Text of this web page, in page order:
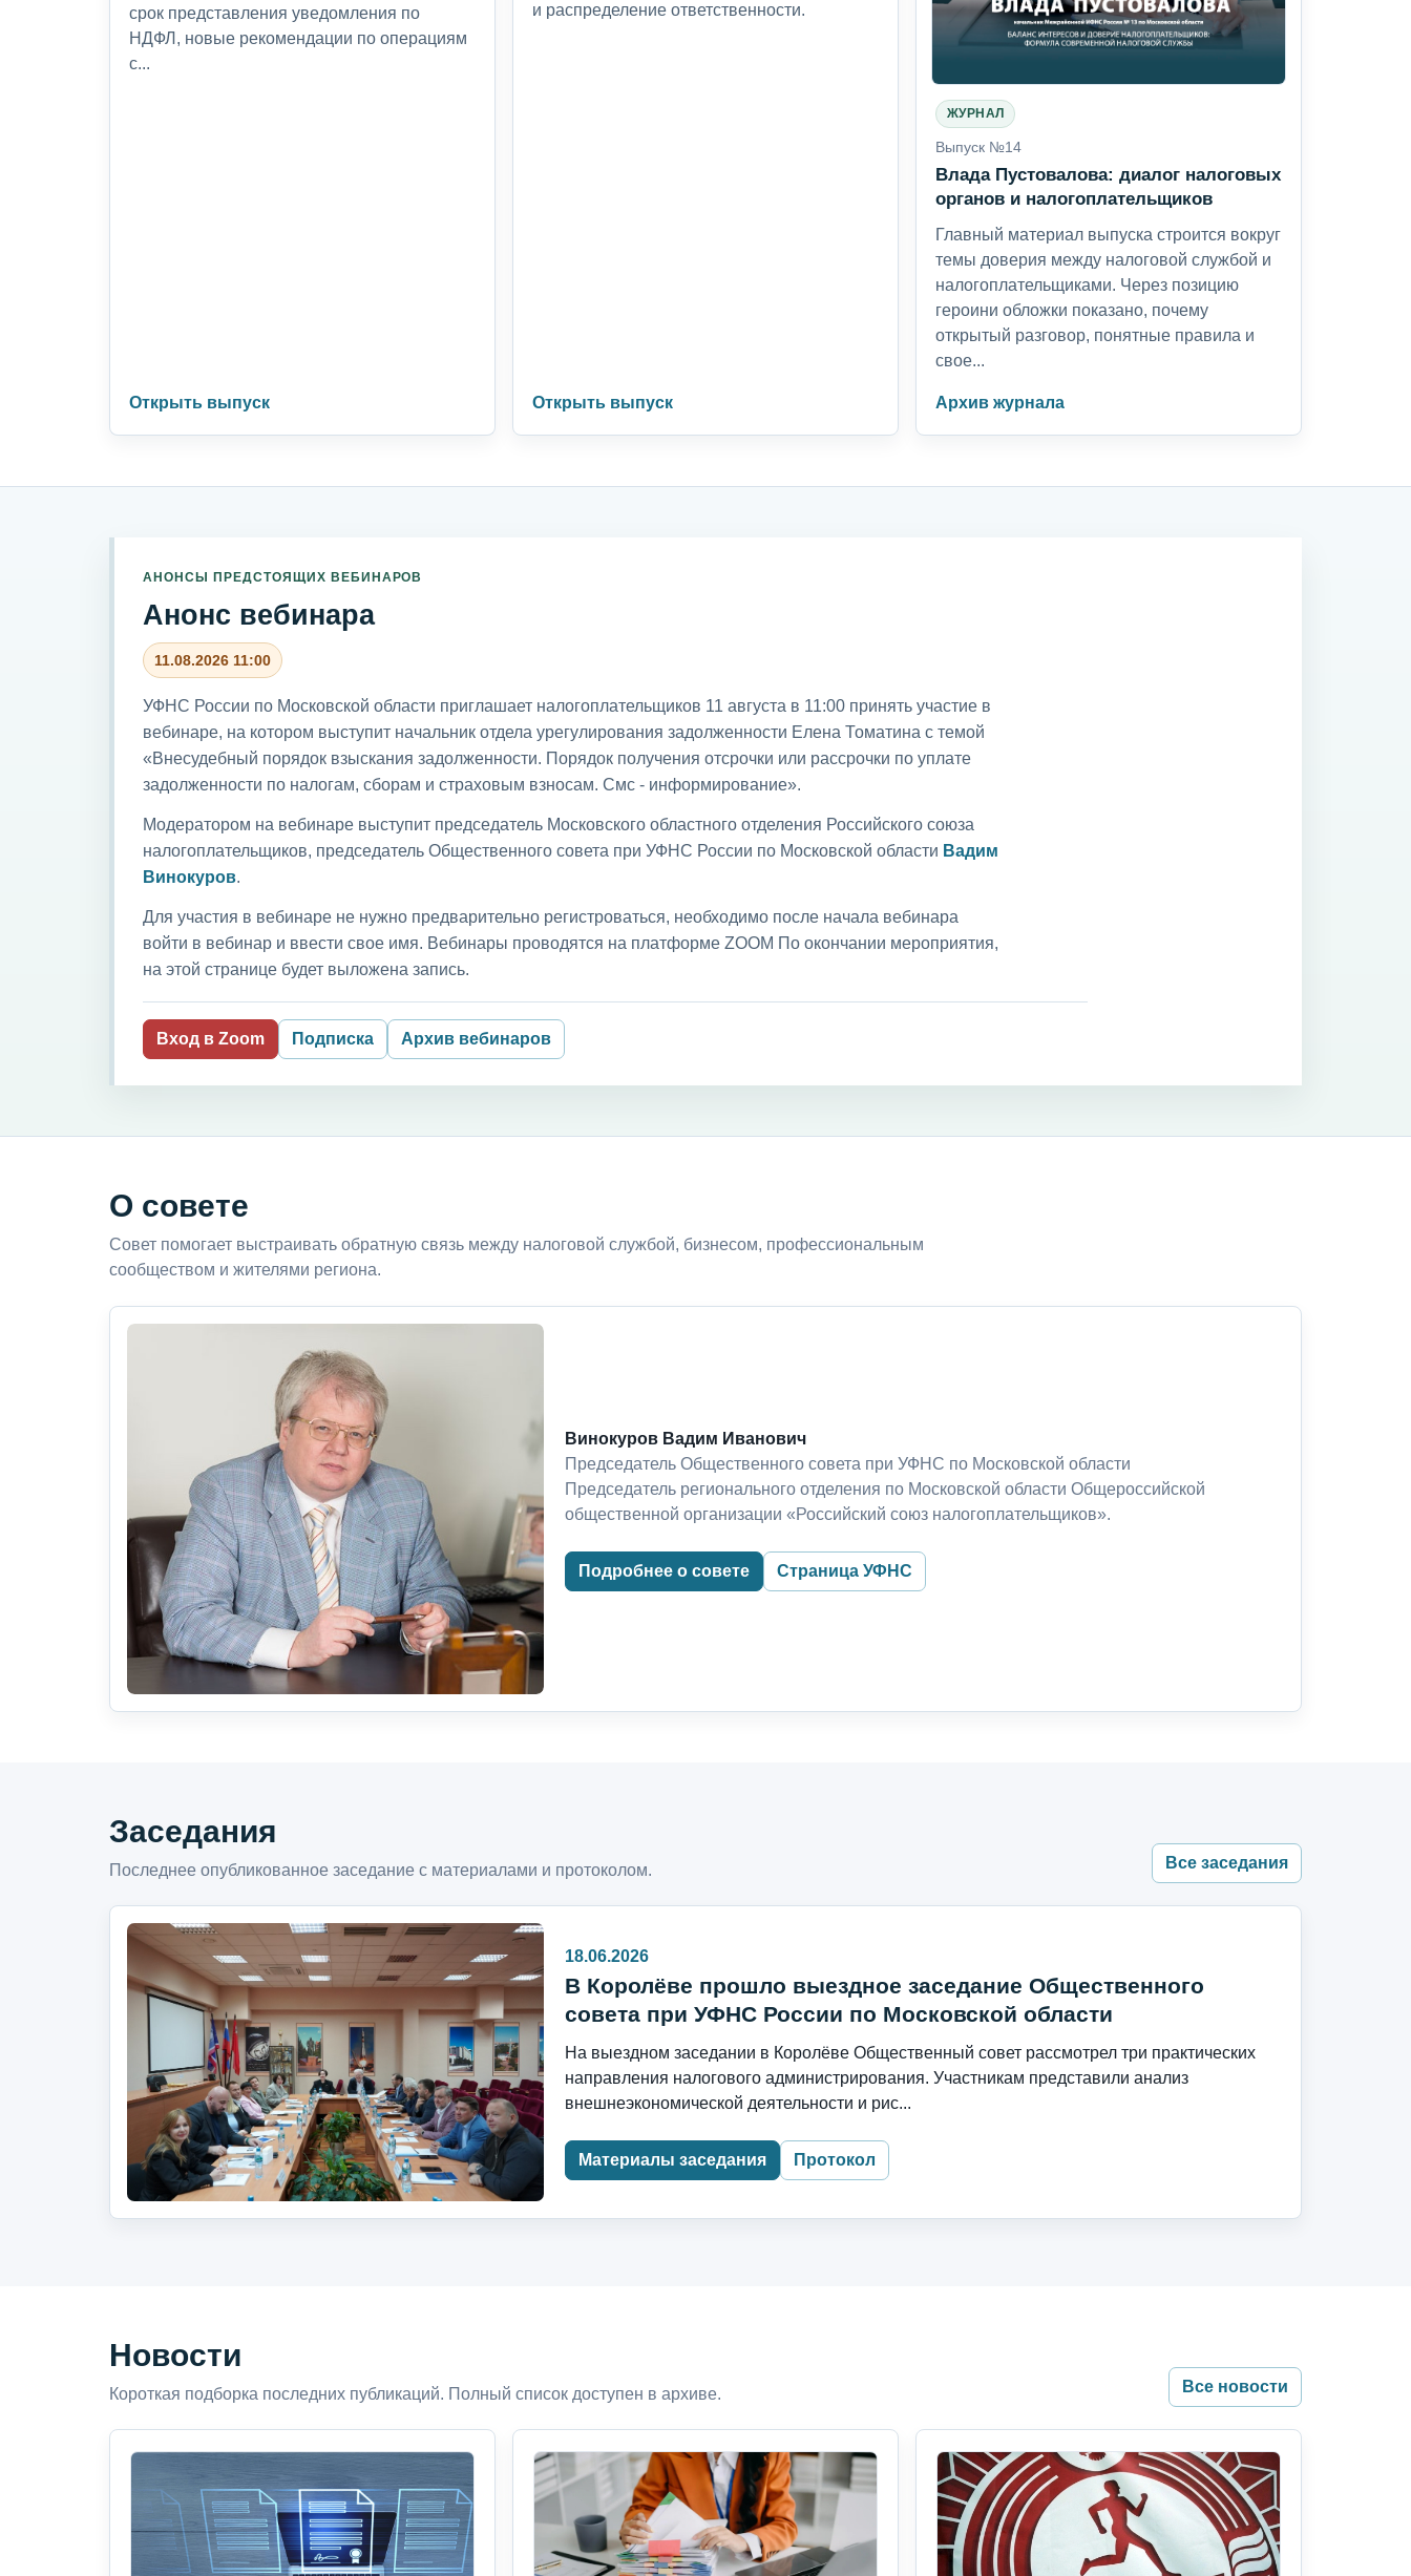
срок представления уведомления по
НДФЛ, новые рекомендации по операциям
с...
Открыть выпуск
и распределение ответственности.
Открыть выпуск
ЖУРНАЛ
Выпуск №14
Влада Пустовалова: диалог налоговых
органов и налогоплательщиков
Главный материал выпуска строится вокруг
темы доверия между налоговой службой и
налогоплательщиками. Через позицию
героини обложки показано, почему
открытый разговор, понятные правила и
свое...
Архив журнала
АНОНСЫ ПРЕДСТОЯЩИХ ВЕБИНАРОВ
Анонс вебинара
11.08.2026 11:00
УФНС России по Московской области приглашает налогоплательщиков 11 августа в 11:00 принять участие в
вебинаре, на котором выступит начальник отдела урегулирования задолженности Елена Томатина с темой
«Внесудебный порядок взыскания задолженности. Порядок получения отсрочки или рассрочки по уплате
задолженности по налогам, сборам и страховым взносам. Смс - информирование».
Модератором на вебинаре выступит председатель Московского областного отделения Российского союза
налогоплательщиков, председатель Общественного совета при УФНС России по Московской области Вадим
Винокуров.
Для участия в вебинаре не нужно предварительно регистроваться, необходимо после начала вебинара
войти в вебинар и ввести свое имя. Вебинары проводятся на платформе ZOOM По окончании мероприятия,
на этой странице будет выложена запись.
Вход в Zoom Подписка Архив вебинаров
О совете
Совет помогает выстраивать обратную связь между налоговой службой, бизнесом, профессиональным
сообществом и жителями региона.
Винокуров Вадим Иванович
Председатель Общественного совета при УФНС по Московской области
Председатель регионального отделения по Московской области Общероссийской
общественной организации «Российский союз налогоплательщиков».
Подробнее о совете Страница УФНС
Заседания
Последнее опубликованное заседание с материалами и протоколом. Все заседания
18.06.2026
В Королёве прошло выездное заседание Общественного
совета при УФНС России по Московской области
На выездном заседании в Королёве Общественный совет рассмотрел три практических
направления налогового администрирования. Участникам представили анализ
внешнеэкономической деятельности и рис...
Материалы заседания Протокол
Новости
Короткая подборка последних публикаций. Полный список доступен в архиве. Все новости